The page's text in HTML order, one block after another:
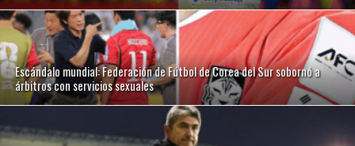
Escándalo mundial: Federación de Fútbol de Corea del Sur sobornó a
árbitros con servicios sexuales